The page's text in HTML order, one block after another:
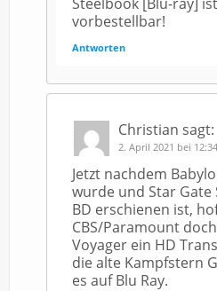
vorbestellbar!
Antworten
Christian sagt:
2. April 2021 bei 12:34
Jetzt nachdem
wurde und Star Gate
BD erschienen ist,
CBS/Paramount
Voyager ein HD
die alte Kampfstern
es auf Blu Ray.